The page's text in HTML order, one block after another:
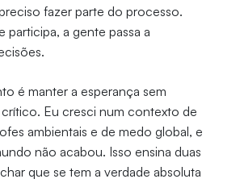
fazer parte do processo.
participa, a gente passa a
é manter a esperança sem
Eu cresci num contexto de
ambientais e de medo global, e
não acabou. Isso ensina duas
que se tem a verdade absoluta